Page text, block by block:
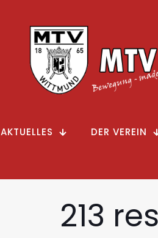
AKTUELLES DER VEREIN
213